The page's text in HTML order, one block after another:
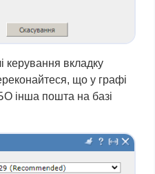
керування вкладку
що у графі
інша пошта на базі